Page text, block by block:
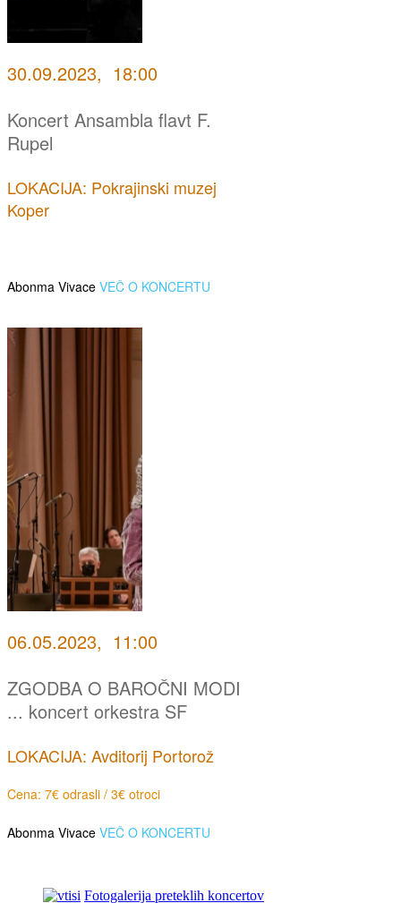
30.09.2023, 18:00
Koncert Ansambla flavt F.
Rupel
LOKACIJA: Pokrajinski muzej
Koper
Abonma Vivace VEČ O KONCERTU
06.05.2023, 11:00
ZGODBA O BAROČNI MODI
... koncert orkestra SF
LOKACIJA: Avditorij Portorož
Cena: 7€ odrasli / 3€ otroci
Abonma Vivace VEČ O KONCERTU
Fotogalerija preteklih koncertov